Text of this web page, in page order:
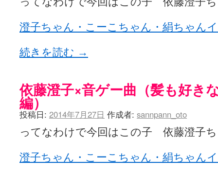
澄子ちゃん・こーこちゃん・絹ちゃん
続きを読む →
依藤澄子×音ゲー曲（髪も好き
編）
投稿日: 2014年7月27日 作成者: sannpann_oto
ってなわけで今回はこの子 依藤澄子
澄子ちゃん・こーこちゃん・絹ちゃん